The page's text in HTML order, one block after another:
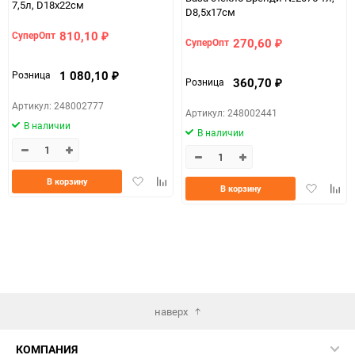
7,5л, D18x22см
СуперОпт 810,10 ₽
Розница 1 080,10 ₽
Артикул: 248002777
В наличии
ДобавитьДобавить
В корзину
D8,5x17см
СуперОпт 270,60 ₽
Розница 360,70 ₽
Артикул: 248002441
В наличии
Добавить
В корзину
наверх
КОМПАНИЯ